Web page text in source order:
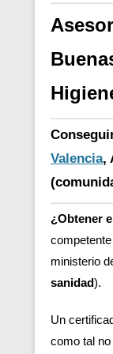
Valencia,
¿Obtener
ministerio
sanidad).
Un
como tal